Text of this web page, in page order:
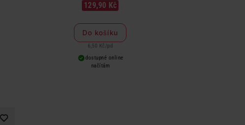
129,90 Kč
Do košíku
6,50 Kč /pd
dostupné online
načítám